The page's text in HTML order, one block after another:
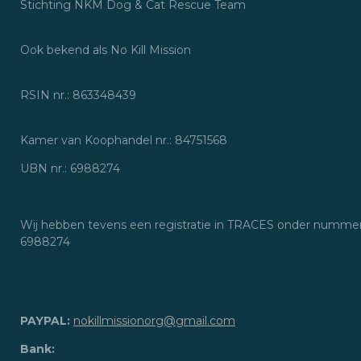
Stichting NKM Dog & Cat Rescue Team
Ook bekend als No Kill Mission
RSIN nr.: 863348439
Kamer van Koophandel nr.: 84751568
UBN nr.: 6988274
Wij hebben tevens een registratie in TRACES onder
6988274
PAYPAL: nokillmissionorg@gmail.com
Bank: